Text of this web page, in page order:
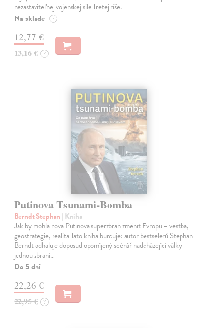
nezastaviteľnej vojenskej sile Tretej ríše.
Na sklade ?
12,77 €
13,16 € ?
Putinova Tsunami-Bomba
Berndt Stephan | Kniha
Jak by mohla nová Putinova superzbraň změnit Evropu – věštba,
geostrategie, realita Tato kniha burcuje: autor bestselerů Stephan
Berndt odhaluje doposud opomíjený scénář nadcházející války –
jednou zbraní…
Do 5 dní
22,26 €
22,95 € ?